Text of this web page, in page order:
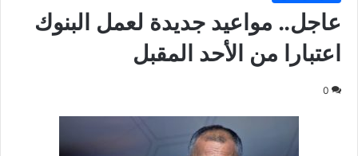
عاجل.. مواعيد جديدة لعمل البنوك
اعتبارا من الأحد المقبل
0